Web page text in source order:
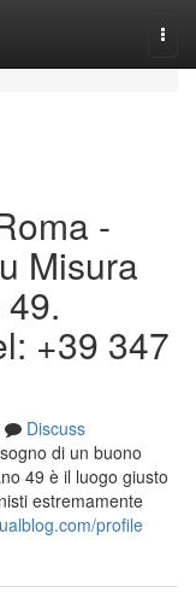
-
Misura
+39 347
Discuss
di un buono
49 è il luogo giusto
estremamente
profile